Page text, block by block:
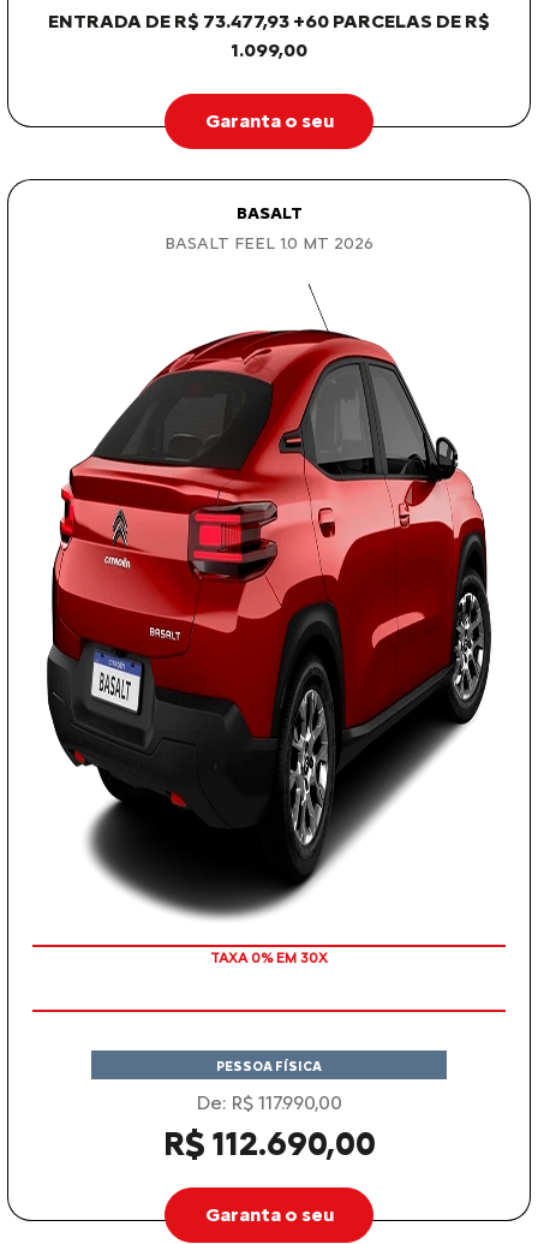
ENTRADA DE R$ 73.477,93 +60 PARCELAS DE R$
1.099,00
Garanta o seu
BASALT
BASALT FEEL 1.0 MT 2026
TAXA 0% EM 30X
PESSOA FÍSICA
De: R$ 117.990,00
R$ 112.690,00
Garanta o seu